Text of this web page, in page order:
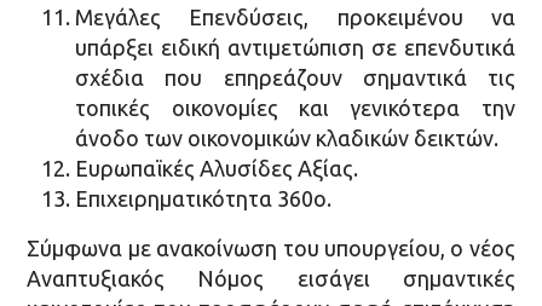
Μεγάλες Επενδύσεις, προκειμένου να
υπάρξει ειδική αντιμετώπιση σε επενδυτικά
σχέδια που επηρεάζουν σημαντικά τις
τοπικές οικονομίες και γενικότερα την
άνοδο των οικονομικών κλαδικών δεικτών.
Ευρωπαϊκές Αλυσίδες Αξίας.
Επιχειρηματικότητα 360ο.
Σύμφωνα με ανακοίνωση του υπουργείου, ο νέος
Αναπτυξιακός Νόμος εισάγει σημαντικές